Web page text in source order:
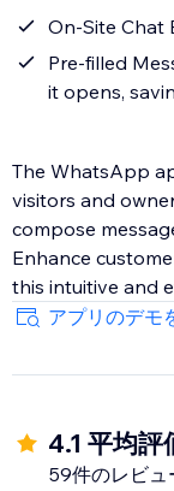
On-Site Chat
Pre-filled
it opens,
The WhatsApp
visitors and
compose
Enhance
this intuitive and
アプリのデモ
4.1 平均評
59件のレビュ